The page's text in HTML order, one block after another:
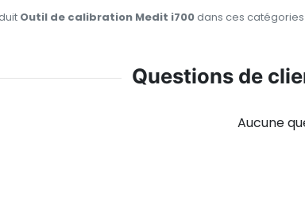
Outil de calibration Medit i700dans ces catégories
Questions de
Aucune